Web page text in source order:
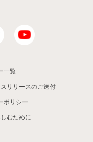
一覧
リリースのご送付
ポリシー
むために